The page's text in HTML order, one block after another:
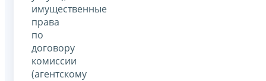
имущественные
права
по
договору
комиссии
(агентскому